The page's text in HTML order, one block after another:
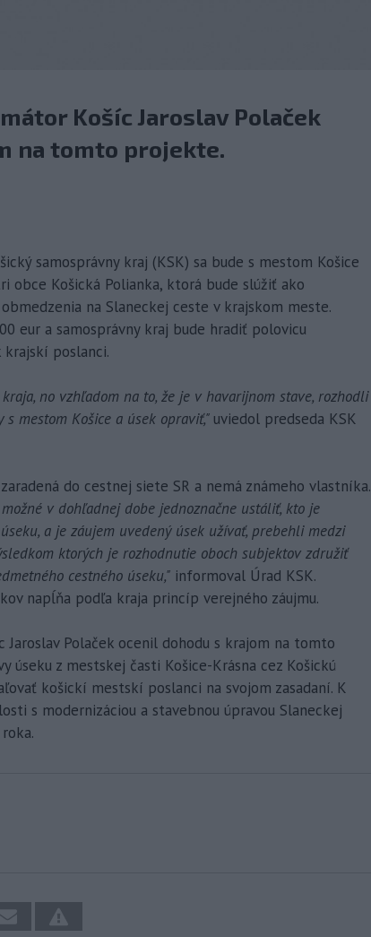
Košíc Jaroslav Polaček
na tomto projekte.
samosprávny kraj (KSK) sa bude s mestom Košice
obce Košická Polianka, ktorá bude slúžiť ako
na Slaneckej ceste v krajskom meste.
eur a samosprávny kraj bude hradiť polovicu
poslanci.
no vzhľadom na to, že je v havarijnom stave, rozhodli
mestom Košice a úsek opraviť," uviedol predseda KSK
do cestnej siete SR a nemá známeho vlastníka.
v dohľadnej dobe jednoznačne ustáliť, kto je
a je záujem uvedený úsek užívať, prebehli medzi
ktorých je rozhodnutie oboch subjektov združiť
cestného úseku," informoval Úrad KSK.
napĺňa podľa kraja princíp verejného záujmu.
Jaroslav Polaček ocenil dohodu s krajom na tomto
úseku z mestskej časti Košice-Krásna cez Košickú
košickí mestskí poslanci na svojom zasadaní. K
s modernizáciou a stavebnou úpravou Slaneckej